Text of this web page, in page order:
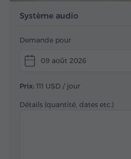
Système audio
Demande pour
09 août 2026
Prix: 111 USD / jour
Détails (quantité, dates etc.)